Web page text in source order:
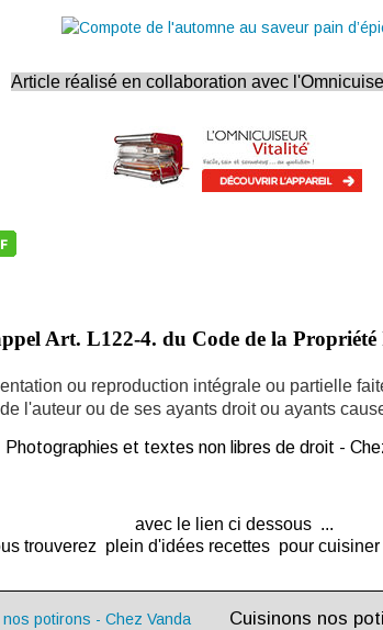
Article réalisé en collaboration avec
Art. L122-4. du Code de la Propriété
ou reproduction intégrale ou partielle
de l'auteur ou de ses ayants droit ou ayants
Photographies et textes non libres de droit -
avec le lien ci dessous ...
trouverez plein d'idées recettes pour cuisiner